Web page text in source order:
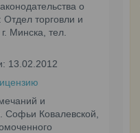
о
торговли и
Минска, тел.
13.02.2012
и
Софьи Ковалевской,